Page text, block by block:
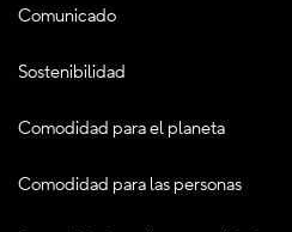
Comunicado
Sostenibilidad
Comodidad para el planeta
Comodidad para las personas